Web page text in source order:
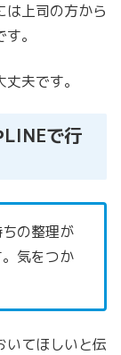
は上司の方から
。
夫です。
LINEで行
の整理が
気をつか
いてほしいと伝